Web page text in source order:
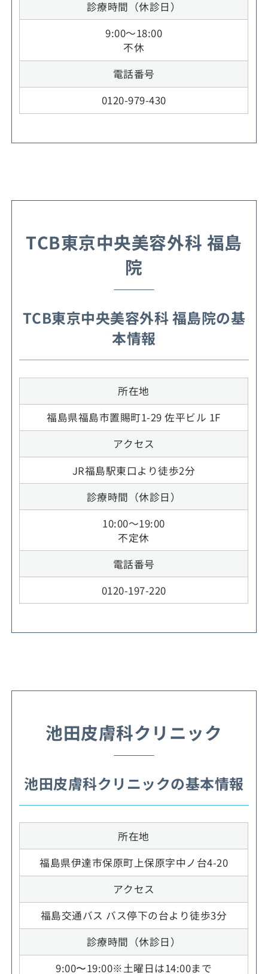
診療時間（休診日）
9:00～18:00
不休
電話番号
0120-979-430
TCB東京中央美容外科 福島
院
TCB東京中央美容外科 福島院の基
本情報
所在地
福島県福島市置賜町1-29 佐平ビル 1F
アクセス
JR福島駅東口より徒歩2分
診療時間（休診日）
10:00～19:00
不定休
電話番号
0120-197-220
池田皮膚科クリニック
池田皮膚科クリニックの基本情報
所在地
福島県伊達市保原町上保原字中ノ台4-20
アクセス
福島交通バス バス停下の台より徒歩3分
診療時間（休診日）
9:00〜19:00※土曜日は14:00まで